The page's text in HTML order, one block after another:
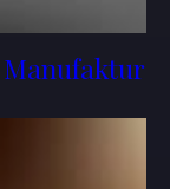
Manufaktur